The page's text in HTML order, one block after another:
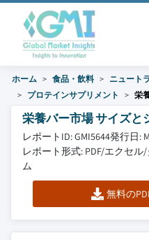
ホーム 食品・飲料
ニュート
プロテインサプリメント
栄
栄養バー市場 サイズと
レポートID: GMI5644発行日:
レポート形式: PDF/エクセ
ム
無料の